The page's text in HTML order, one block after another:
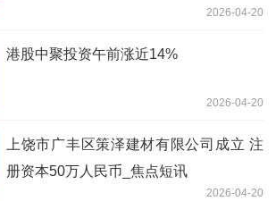
召开2025年度及2026年1季度业绩说明
会的公告 热议
2026-04-20
港股中聚投资午前涨近14%
2026-04-20
上饶市广丰区策泽建材有限公司成立 注
册资本50万人民币_焦点短讯
2026-04-20